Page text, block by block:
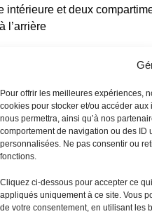
Pour offrir les meilleures expériences,
cookies pour stocker et/ou accéder
nous permettra, ainsi qu’à nos
comportement de navigation ou des ID
personnalisées. Ne pas consentir ou
fonctions.
Cliquez ci-dessous pour accepter ce
appliqués uniquement à ce site. Vous
de votre consentement, en utilisant les
intérieure et deux
l’arrière